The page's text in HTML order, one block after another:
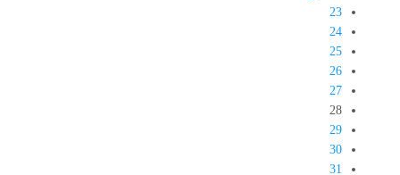
23
24
25
26
27
28
29
30
31